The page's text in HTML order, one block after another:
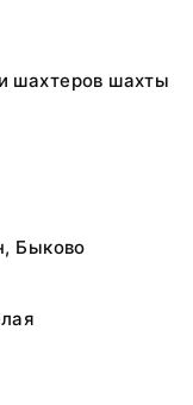
шахтеров шахты
Быково